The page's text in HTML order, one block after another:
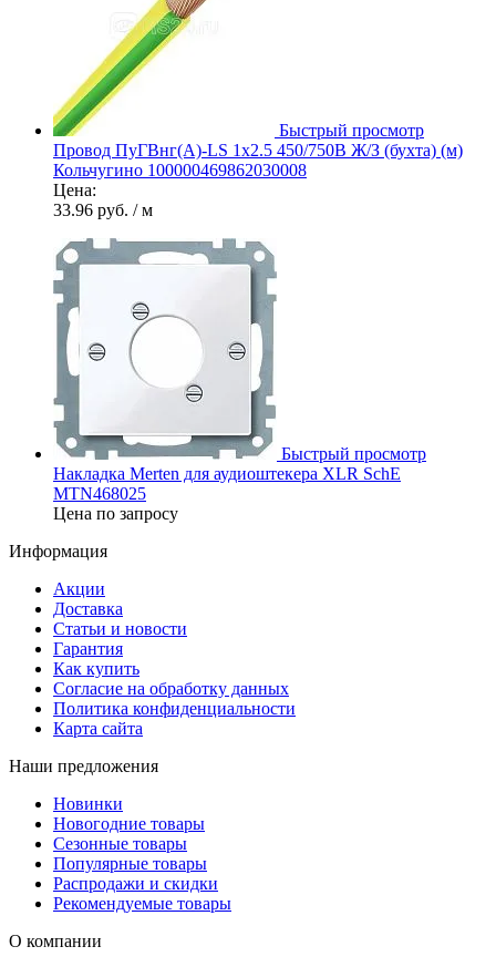
Быстрый просмотр
Провод ПуГВнг(А)-LS 1х2.5 450/750В Ж/З (бухта) (м)
Кольчугино 100000469862030008
Цена:
33.96 руб. / м
Быстрый просмотр
Накладка Merten для аудиоштекера XLR SchE
MTN468025
Цена по запросу
Информация
Акции
Доставка
Статьи и новости
Гарантия
Как купить
Согласие на обработку данных
Политика конфиденциальности
Карта сайта
Наши предложения
Новинки
Новогодние товары
Сезонные товары
Популярные товары
Распродажи и скидки
Рекомендуемые товары
О компании